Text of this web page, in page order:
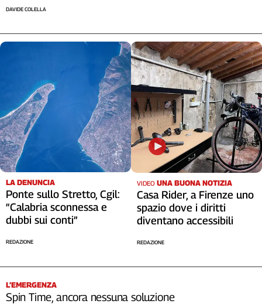
DAVIDE COLELLA
LA DENUNCIA
Ponte sullo Stretto, Cgil:
“Calabria sconnessa e
dubbi sui conti”
REDAZIONE
VIDEO UNA BUONA NOTIZIA
Casa Rider, a Firenze uno
spazio dove i diritti
diventano accessibili
REDAZIONE
L’EMERGENZA
Spin Time, ancora nessuna soluzione